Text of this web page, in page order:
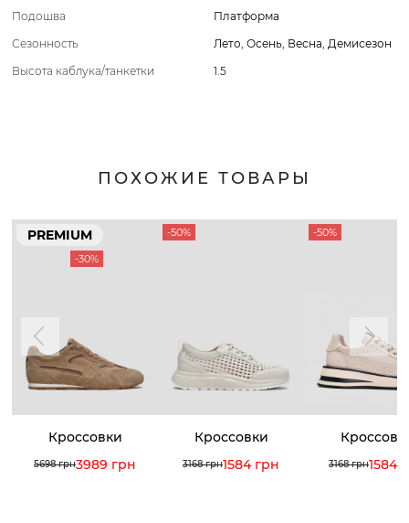
Подошва
Платформа
Сезонность
Лето, Осень, Весна, Демисезон
Высота каблука/танкетки
1.5
ПОХОЖИЕ ТОВАРЫ
PREMIUM
-30%
Кроссовки
5698 грн3989 грн
-50%
Кроссовки
3168 грн1584 грн
-50%
3168 грн1584